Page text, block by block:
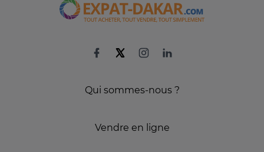
Qui sommes-nous ?
Vendre en ligne